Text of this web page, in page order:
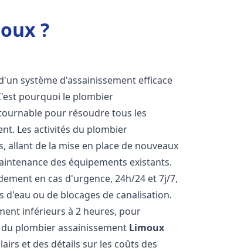
?
système d'assainissement efficace
pourquoi le plombier
pour résoudre tous les
Les activités du plombier
allant de la mise en place de nouveaux
des équipements existants.
en cas d'urgence, 24h/24 et 7j/7,
ou de blocages de canalisation.
inférieurs à 2 heures, pour
plombier assainissement Limoux
et des détails sur les coûts des